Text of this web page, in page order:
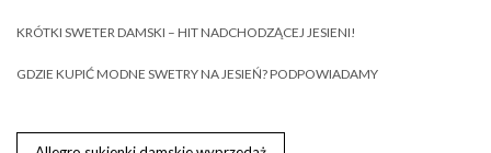
KRÓTKI SWETER DAMSKI – HIT NADCHODZĄCEJ JESIENI!
GDZIE KUPIĆ MODNE SWETRY NA JESIEŃ? PODPOWIADAMY